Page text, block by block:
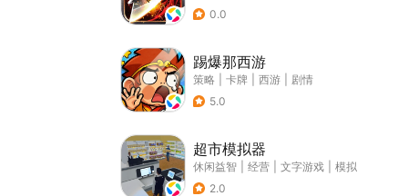
0.0
踢爆那西游
策略 卡牌 西游
剧情
5.0
超市模拟器
休闲益智 经营 文字游戏
模拟
2.0